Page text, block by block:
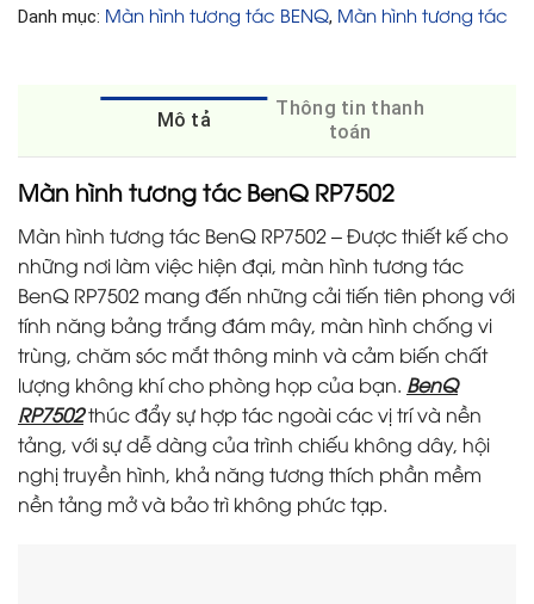
Danh mục: Màn hình tương tác BENQ, Màn hình tương tác
Mô tả
Thông tin thanh
toán
Màn hình tương tác BenQ RP7502
Màn hình tương tác BenQ RP7502 – Được thiết kế cho
những nơi làm việc hiện đại, màn hình tương tác
BenQ RP7502 mang đến những cải tiến tiên phong với
tính năng bảng trắng đám mây, màn hình chống vi
trùng, chăm sóc mắt thông minh và cảm biến chất
lượng không khí cho phòng họp của bạn. BenQ
RP7502thúc đẩy sự hợp tác ngoài các vị trí và nền
tảng, với sự dễ dàng của trình chiếu không dây, hội
nghị truyền hình, khả năng tương thích phần mềm
nền tảng mở và bảo trì không phức tạp.